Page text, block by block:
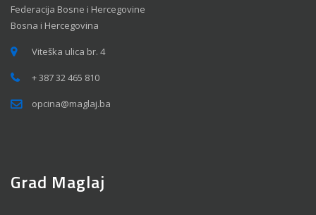
Federacija Bosne i Hercegovine
Bosna i Hercegovina
Viteška ulica br. 4
+ 387 32 465 810
opcina@maglaj.ba
Grad Maglaj